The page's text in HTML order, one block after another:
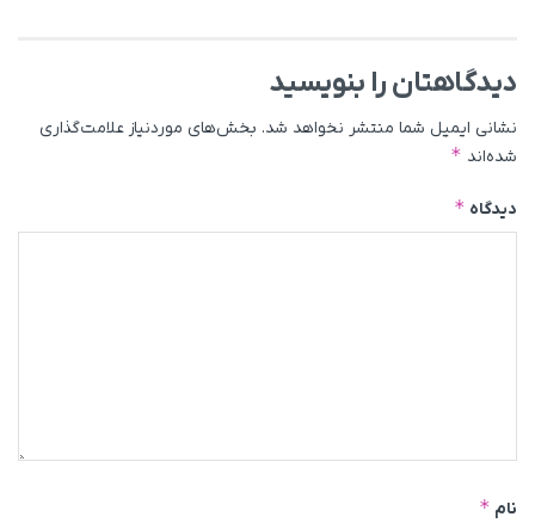
دیدگاهتان را بنویسید
نشانی ایمیل شما منتشر نخواهد شد. بخش‌های موردنیاز علامت‌گذاری
شده‌اند *
دیدگاه *
نام *